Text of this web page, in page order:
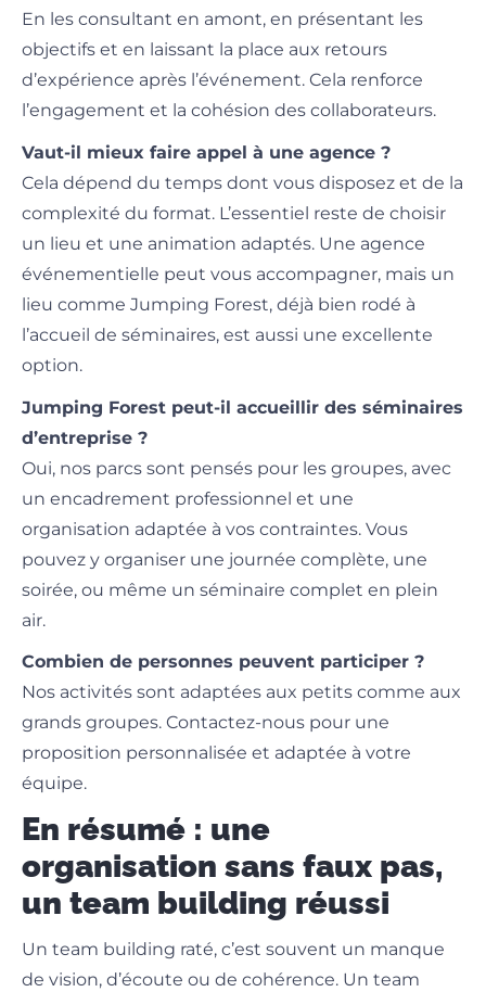
En les consultant en amont, en présentant les
objectifs et en laissant la place aux retours
d’expérience après l’événement. Cela renforce
l’engagement et la cohésion des collaborateurs.
Vaut-il mieux faire appel à une agence ?
Cela dépend du temps dont vous disposez et de la
complexité du format. L’essentiel reste de choisir
un lieu et une animation adaptés. Une agence
événementielle peut vous accompagner, mais un
lieu comme Jumping Forest, déjà bien rodé à
l’accueil de séminaires, est aussi une excellente
option.
Jumping Forest peut-il accueillir des séminaires
d’entreprise ?
Oui, nos parcs sont pensés pour les groupes, avec
un encadrement professionnel et une
organisation adaptée à vos contraintes. Vous
pouvez y organiser une journée complète, une
soirée, ou même un séminaire complet en plein
air.
Combien de personnes peuvent participer ?
Nos activités sont adaptées aux petits comme aux
grands groupes. Contactez-nous pour une
proposition personnalisée et adaptée à votre
équipe.
En résumé : une
organisation sans faux pas,
un team building réussi
Un team building raté, c’est souvent un manque
de vision, d’écoute ou de cohérence. Un team